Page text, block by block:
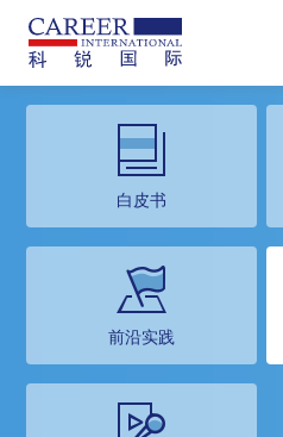
白皮书
前沿实践